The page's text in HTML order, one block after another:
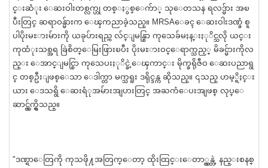
င္းဆံုး ေဆးဝါးတစ္လက္ဟု တစ္ႏွစ္ေက်ာ္ သုေတသန ရလဒ္မ်ား အၿ
ပီးတြင္ ဆရာဝန္မ်ားက ေၾကညာခဲ့သည္။ MRSAေခၚ ေဆးဝါးဒဏ္ခံ စူ
ပါပိုးမႊားမ်ားကို ယခုပ်ားရည္က လ်င္ျမန္စြာ ကုသေခ်မႈန္းႏုိင္သလို ယင္း
ကုထံုးသစ္အရ ခြဲစိတ္ေမြးဖြားၿပီး ပိုးမႊားဝင္ေရာက္သည့္ မိခင္မ်ားကိုလ
ည္း ေအာင္ျမင္စြာ ကုသေပးႏုိင္ခဲ့ေၾကာင္း မိုက္ခရိုဇီဝ ေဆးပညာရွ
င္ တစ္ဦးျဖစ္ေသာ ေဒါက္တာ မက္သရူး ဒရိုင္ဒန္က ဆိုသည္။ ၎သည္ ဟမ့္ရိႈင္း
ယား ေဒသရွိ ေဆးရံုအမ်ားအျပားတြင္ အႀကံေပးအျဖစ္ လုပ္ေ
ဆာင္လွ်က္ရွိသည္။
"ဒဏ္ရာေတြကို ကုသဖို႔အတြက္ေတာ့ ထိုးထြင္းေတာ္လွန္တဲ့ နည္းစနစ္